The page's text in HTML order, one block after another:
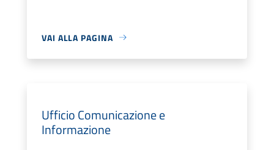
VAI ALLA PAGINA
Ufficio Comunicazione e
Informazione